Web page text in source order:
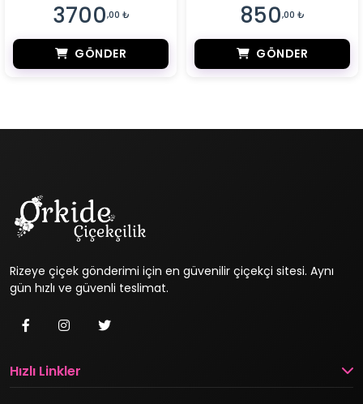
3700,00 ₺
GÖNDER
850,00 ₺
GÖNDER
Rizeye çiçek gönderimi için en güvenilir çiçekçi sitesi. Aynı
gün hızlı ve güvenli teslimat.
Hızlı Linkler